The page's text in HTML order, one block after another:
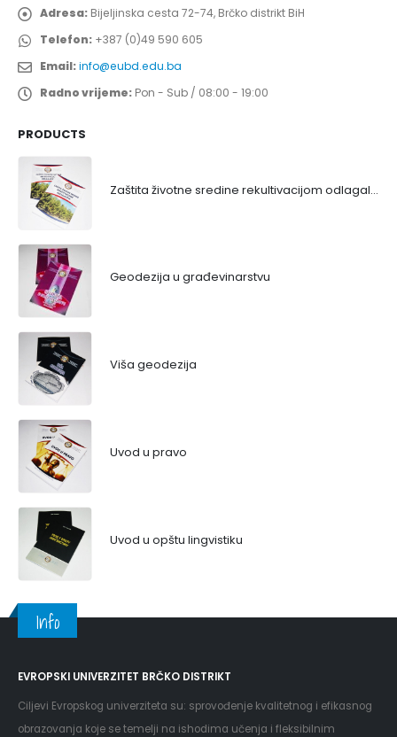
Adresa: Bijeljinska cesta 72-74, Brčko distrikt BiH
Telefon: +387 (0)49 590 605
Email:info@eubd.edu.ba
Radno vrijeme: Pon - Sub / 08:00 - 19:00
PRODUCTS
Zaštita životne sredine rekultivacijom odlagališta
Geodezija u građevinarstvu
Viša geodezija
Uvod u pravo
Uvod u opštu lingvistiku
Info
EVROPSKI UNIVERZITET BRČKO DISTRIKT
Ciljevi Evropskog univerziteta su: sprovođenje kvalitetnog i efikasnog
obrazovanja koje se temelji na ishodima učenja i fleksibilnim